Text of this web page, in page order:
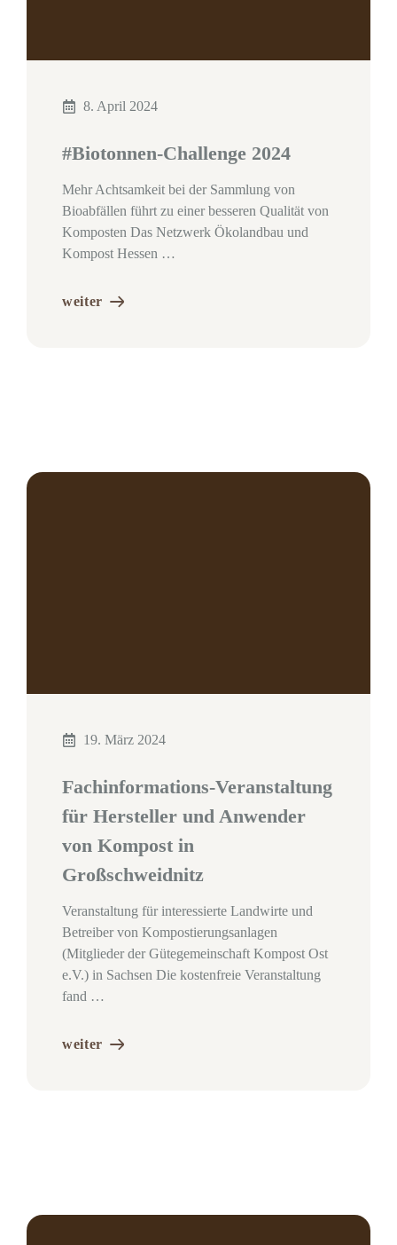
8. April 2024
#Biotonnen-Challenge 2024
Mehr Achtsamkeit bei der Sammlung von
Bioabfällen führt zu einer besseren Qualität von
Komposten Das Netzwerk Ökolandbau und
Kompost Hessen …
weiter
19. März 2024
Fachinformations-Veranstaltung
für Hersteller und Anwender
von Kompost in
Großschweidnitz
Veranstaltung für interessierte Landwirte und
Betreiber von Kompostierungsanlagen
(Mitglieder der Gütegemeinschaft Kompost Ost
e.V.) in Sachsen Die kostenfreie Veranstaltung
fand …
weiter